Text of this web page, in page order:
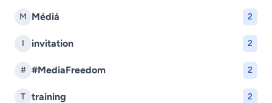
M Médiá 2
I invitation 2
# #MediaFreedom 2
T training 2